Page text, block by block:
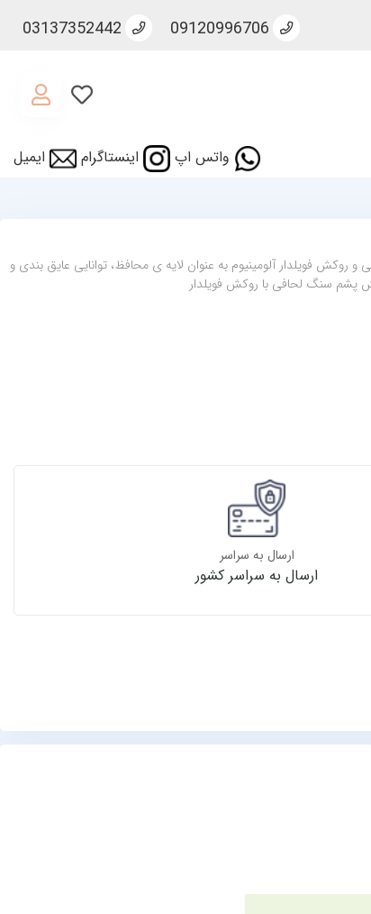
09120996706
03137352442
واتس اپ اینستاگرام ایمیل
روکش فویلدار آلومینیوم به عنوان لایه ی محافظ، توانایی عایق بندی و
پشم سنگ لحافی با روکش فویلدار
ارسال به سراسر
ارسال به سراسر کشور